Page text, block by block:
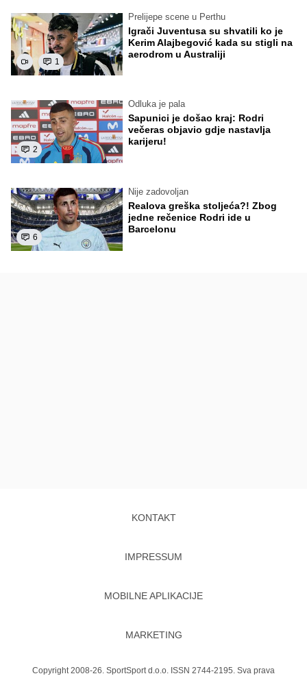
1
Prelijepe scene u Perthu
Igrači Juventusa su shvatili ko je
Kerim Alajbegović kada su stigli na
aerodrom u Australiji
2
Odluka je pala
Sapunici je došao kraj: Rodri
večeras objavio gdje nastavlja
karijeru!
6
Nije zadovoljan
Realova greška stoljeća?! Zbog
jedne rečenice Rodri ide u
Barcelonu
KONTAKT
IMPRESSUM
MOBILNE APLIKACIJE
MARKETING
Copyright 2008-26. SportSport d.o.o. ISSN 2744-2195. Sva prava